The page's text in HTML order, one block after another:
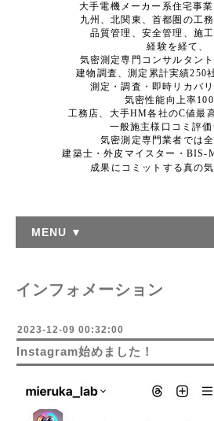
大手電機メーカー系住宅事
九州、北関東、首都圏の工
品質管理、安全管理、施
経験を経て、
気密測定専門コンサルタン
建物調査、測定累計実績250
測定・調査・即時リカバ
気密性能向上率
工務店、大手HM各社のC値最
一般施主様口コミ評
気密測定専門業者では
建築士・外皮マイスター・BIS-
成果にコミットする真の
MENU ▼
インフォメーション
2023-12-09 00:32:00
Instagram始めました！